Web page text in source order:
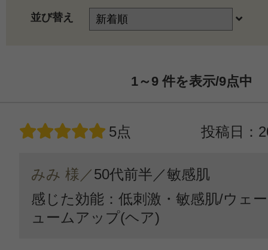
並び替え
1～9件を表示/9点中
5点 投稿日：
みみ 様／50代前半／敏感肌
感じた効能：低刺激・敏感肌/ウェ
ュームアップ(ヘア)